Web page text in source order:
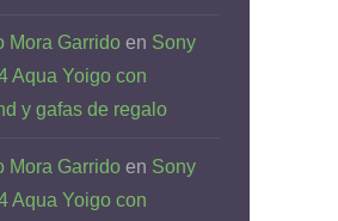
Mora Garrido en Sony
Aqua Yoigo con
y gafas de regalo
Mora Garrido en Sony
Aqua Yoigo con